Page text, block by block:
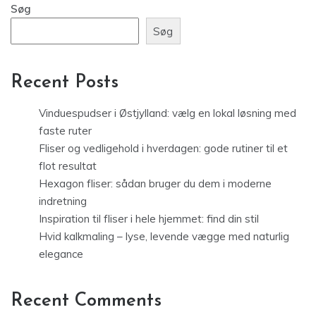
Søg
Søg
Recent Posts
Vinduespudser i Østjylland: vælg en lokal løsning med
faste ruter
Fliser og vedligehold i hverdagen: gode rutiner til et
flot resultat
Hexagon fliser: sådan bruger du dem i moderne
indretning
Inspiration til fliser i hele hjemmet: find din stil
Hvid kalkmaling – lyse, levende vægge med naturlig
elegance
Recent Comments